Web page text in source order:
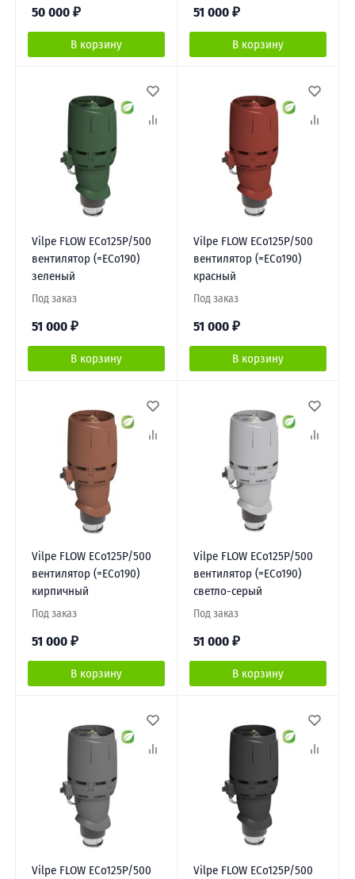
50 000 ₽
В корзину
51 000 ₽
В корзину
Vilpe FLOW ECo125Р/500
вентилятор (=ECo190)
зеленый
Под заказ
51 000 ₽
В корзину
Vilpe FLOW ECo125Р/500
вентилятор (=ECo190)
красный
Под заказ
51 000 ₽
В корзину
Vilpe FLOW ECo125Р/500
вентилятор (=ECo190)
кирпичный
Под заказ
51 000 ₽
В корзину
Vilpe FLOW ECo125Р/500
вентилятор (=ECo190)
светло-серый
Под заказ
51 000 ₽
В корзину
Vilpe FLOW ECo125Р/500
Vilpe FLOW ECo125Р/500